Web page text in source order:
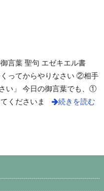
言葉 聖句 エゼキエル書
ってからやりなさい ②相手
い」 今日の御言葉でも、①
くださいま
続きを読む